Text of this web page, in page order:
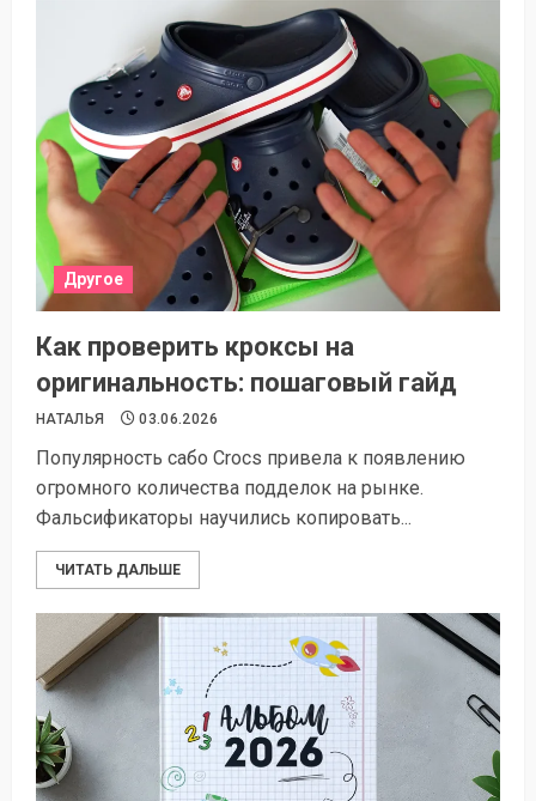
Другое
Как проверить кроксы на
оригинальность: пошаговый гайд
НАТАЛЬЯ 03.06.2026
Популярность сабо Crocs привела к появлению
огромного количества подделок на рынке.
Фальсификаторы научились копировать...
ЧИТАТЬ ДАЛЬШЕ